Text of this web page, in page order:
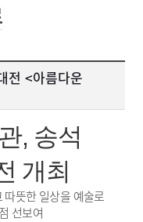
전 <아름다운
, 송석
개최
뜻한 일상을 예술로
선보여